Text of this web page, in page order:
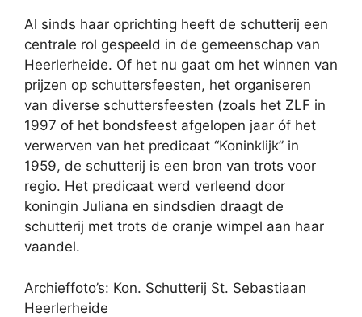
Al sinds haar oprichting heeft de schutterij een
centrale rol gespeeld in de gemeenschap van
Heerlerheide. Of het nu gaat om het winnen van
prijzen op schuttersfeesten, het organiseren
van diverse schuttersfeesten (zoals het ZLF in
1997 of het bondsfeest afgelopen jaar óf het
verwerven van het predicaat “Koninklijk” in
1959, de schutterij is een bron van trots voor
regio. Het predicaat werd verleend door
koningin Juliana en sindsdien draagt de
schutterij met trots de oranje wimpel aan haar
vaandel.
Archieffoto’s: Kon. Schutterij St. Sebastiaan
Heerlerheide